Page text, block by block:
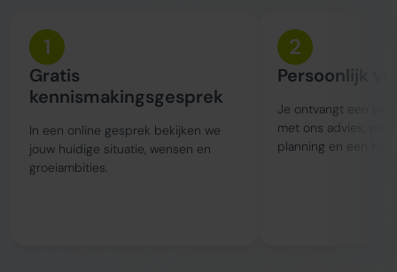
1
Gratis
kennismakingsgesprek
In een online gesprek bekijken we
jouw huidige situatie, wensen en
groeiambities.
2
Persoonlijk
Je ontvangt een
met ons advies,
planning en een